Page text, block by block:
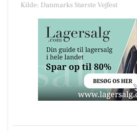
Kilde: Danmarks Største Vejfest